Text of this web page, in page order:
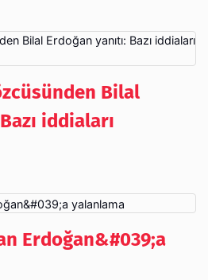
Bilal
iddiaları
Erdoğan&#039;a